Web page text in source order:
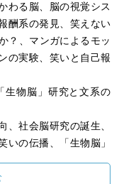
わる脳、脳の視覚シス
酬系の発見、笑えない
？、マンガによるモッ
の実験、笑いと自己報
生物脳」研究と文系の
、社会脳研究の誕生、
いの伝播、「生物脳」
、擬音語と擬態語、